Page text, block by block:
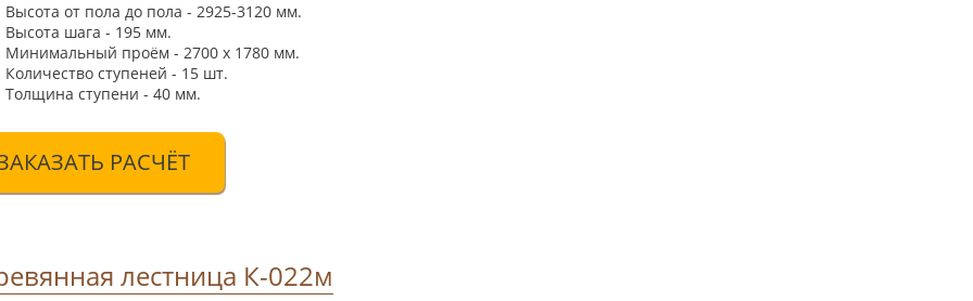
Высота от пола до пола - 2925-3120 мм.
Высота шага - 195 мм.
Минимальный проём - 2700 х 1780 мм.
Количество ступеней - 15 шт.
Толщина ступени - 40 мм.
РАСЧЁТ
лестница К-022м